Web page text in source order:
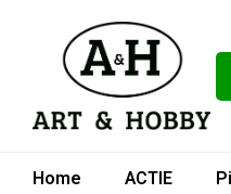
Home ACTIE